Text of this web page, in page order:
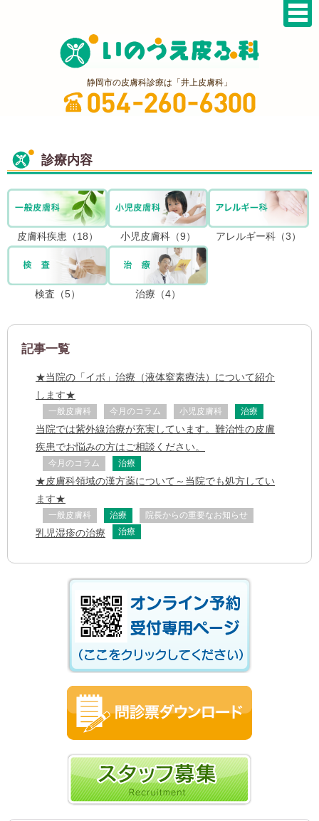
静岡市の皮膚科診療は「井上皮膚科」
診療内容
皮膚科疾患（18） 小児皮膚科（9） アレルギー科（3）
検査（5） 治療（4）
記事一覧
★当院の「イボ」治療（液体窒素療法）について紹介
します★
一般皮膚科 今月のコラム 小児皮膚科 治療
当院では紫外線治療が充実しています。難治性の皮膚
疾患でお悩みの方はご相談ください。
今月のコラム 治療
★皮膚科領域の漢方薬について～当院でも処方してい
ます★
一般皮膚科 治療 院長からの重要なお知らせ
乳児湿疹の治療 治療